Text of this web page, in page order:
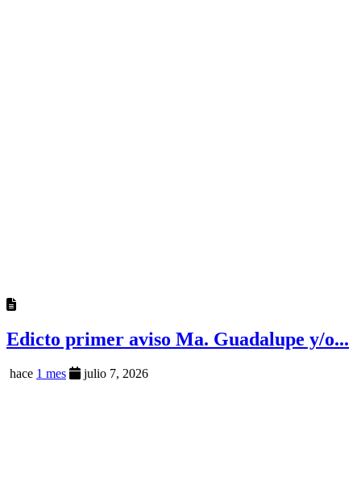
Edicto primer aviso Ma. Guadalupe y/o...
hace 1 mes julio 7, 2026